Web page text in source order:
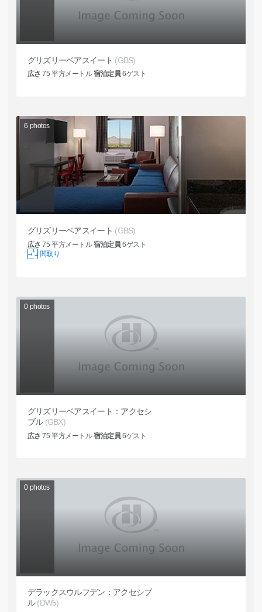
グリズリーベアスイート (GBS)
広さ 75 平方メートル宿泊定員 6ゲスト
6 photos
グリズリーベアスイート (GBS)
広さ 75 平方メートル宿泊定員 6ゲスト
間取り
0 photos
グリズリーベアスイート：アクセシ
ブル (GBX)
広さ 75 平方メートル宿泊定員 6ゲスト
0 photos
デラックスウルフデン：アクセシブ
ル (DW5)